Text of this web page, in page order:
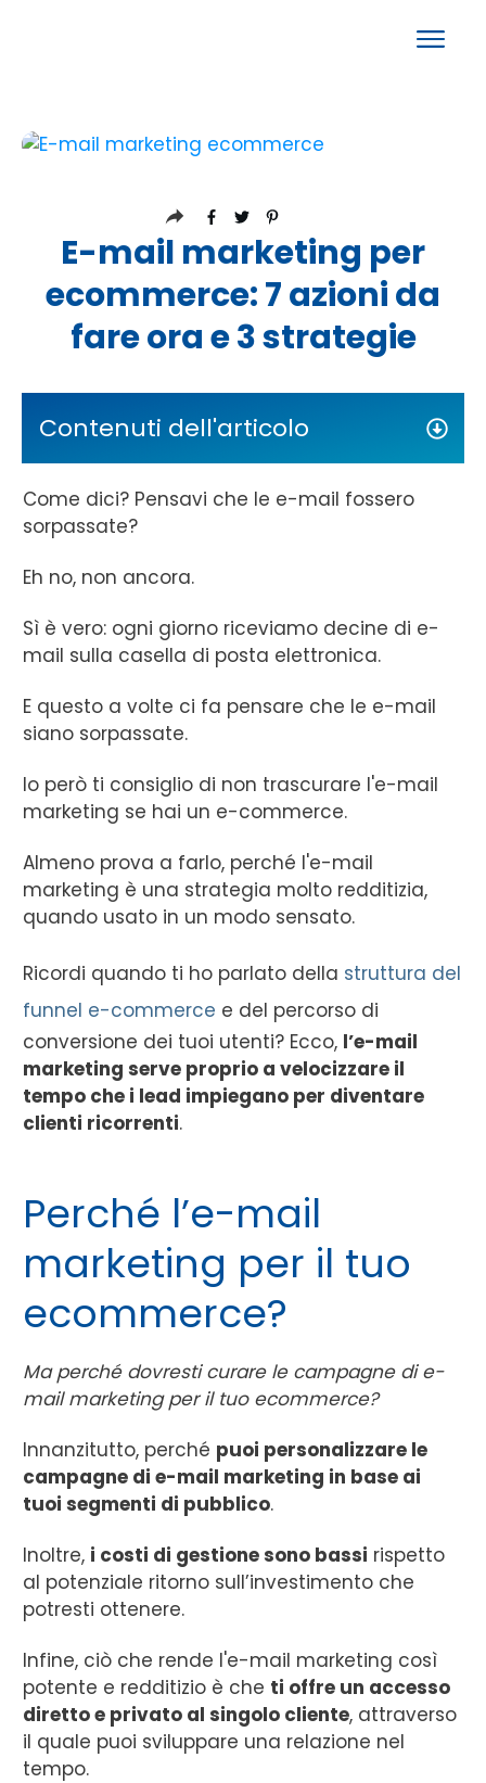
E-mail marketing per
ecommerce: 7 azioni da
fare ora e 3 strategie
Contenuti dell'articolo
Come dici? Pensavi che le e-mail fossero
sorpassate?
Eh no, non ancora.
Sì è vero: ogni giorno riceviamo decine di e-
mail sulla casella di posta elettronica.
E questo a volte ci fa pensare che le e-mail
siano sorpassate.
Io però ti consiglio di non trascurare l'e-mail
marketing se hai un e-commerce.
Almeno prova a farlo, perché l'e-mail
marketing è una strategia molto redditizia,
quando usato in un modo sensato.
Ricordi quando ti ho parlato della struttura del
funnel e-commerce e del percorso di
conversione dei tuoi utenti? Ecco, l’e-mail
marketing serve proprio a velocizzare il
tempo che i lead impiegano per diventare
clienti ricorrenti.
Perché l’e-mail
marketing per il tuo
ecommerce?
Ma perché dovresti curare le campagne di e-
mail marketing per il tuo ecommerce?
Innanzitutto, perché puoi personalizzare le
campagne di e-mail marketing in base ai
tuoi segmenti di pubblico.
Inoltre, i costi di gestione sono bassi rispetto
al potenziale ritorno sull’investimento che
potresti ottenere.
Infine, ciò che rende l'e-mail marketing così
potente e redditizio è che ti offre un accesso
diretto e privato al singolo cliente, attraverso
il quale puoi sviluppare una relazione nel
tempo.